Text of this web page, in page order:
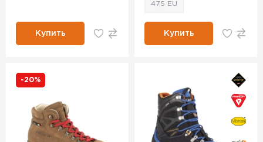
Купить
47,5 EU
Купить
-20%